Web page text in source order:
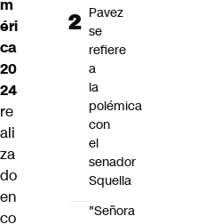
m
éri
ca
20
24
re
ali
za
do
en
co
Pavez
se
refiere
a
la
polémica
con
el
senador
Squella
"Señora